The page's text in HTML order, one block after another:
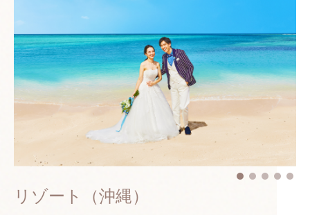
リゾート（沖縄）